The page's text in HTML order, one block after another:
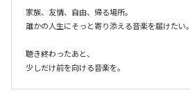
家族、友情、自由、帰る場所。
誰かの人生にそっと寄り添える音楽を届けたい。
聴き終わったあと、
少しだけ前を向ける音楽を。